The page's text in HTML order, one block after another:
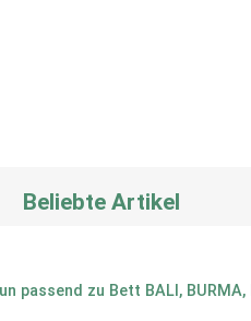
Beliebte Artikel
passend zu Bett BALI, BURMA,